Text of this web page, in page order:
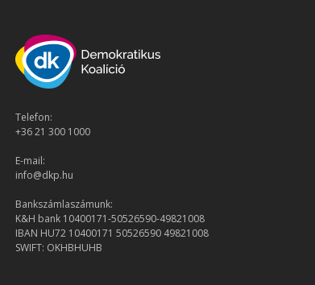
Telefon:
+36 21 300 1000
E-mail:
info@dkp.hu
Bankszámlaszámunk:
K&H bank 10400171-50526590-49821008
IBAN HU72 10400171 50526590 49821008
SWIFT: OKHBHUHB